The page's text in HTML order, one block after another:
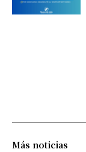
Más noticias